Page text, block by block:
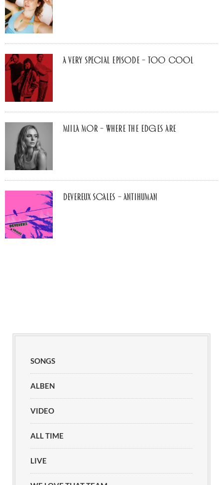
A Very Special Episode – Too Cool
Miila Mor – Where The Edges Are
Devereux Scales – Antihuman
SONGS
ALBEN
VIDEO
ALL TIME
LIVE